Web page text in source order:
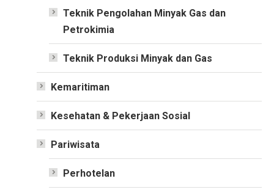
Teknik Pengolahan Minyak Gas dan
Petrokimia
Teknik Produksi Minyak dan Gas
Kemaritiman
Kesehatan & Pekerjaan Sosial
Pariwisata
Perhotelan